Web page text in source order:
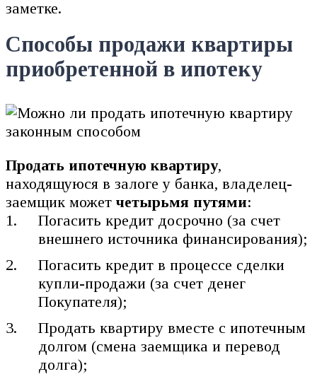
заметке.
Способы продажи квартиры
приобретенной в ипотеку
Продать ипотечную квартиру,
находящуюся в залоге у банка, владелец-
заемщик может четырьмя путями:
Погасить кредит досрочно (за счет
внешнего источника финансирования);
Погасить кредит в процессе сделки
купли-продажи (за счет денег
Покупателя);
Продать квартиру вместе с ипотечным
долгом (смена заемщика и перевод
долга);